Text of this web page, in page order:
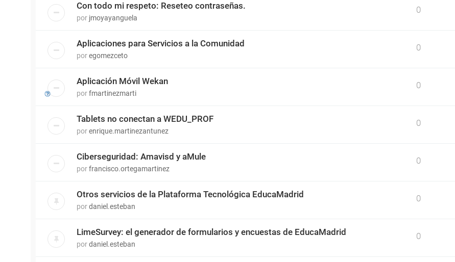
Con todo mi respeto: Reseteo contraseñas.
por jmoyayanguela
0
Aplicaciones para Servicios a la Comunidad
poregomezceto
0
Aplicación Móvil Wekan
porfmartinezmarti
0
Tablets no conectan a WEDU_PROF
porenrique.martinezantunez
0
Ciberseguridad: Amavisd y aMule
porfrancisco.ortegamartinez
0
Otros servicios de la Plataforma Tecnológica EducaMadrid
pordaniel.esteban
0
LimeSurvey: el generador de formularios y encuestas de EducaMadrid
pordaniel.esteban
0